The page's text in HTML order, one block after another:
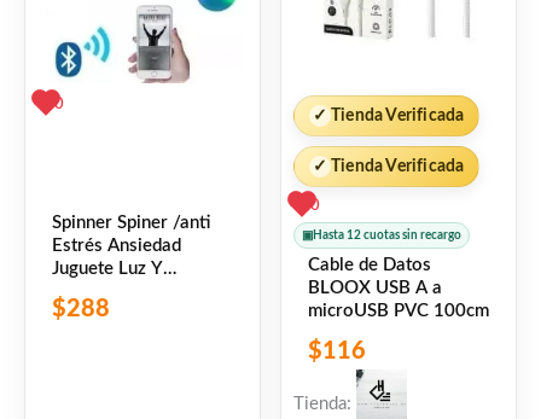
0
Spinner Spiner /anti
Estrés Ansiedad
Juguete Luz Y
Bluetooth
$288
✓ Tienda Verificada
✓ Tienda Verificada
0
▣ Hasta 12 cuotas sin recargo
Cable de Datos
BLOOX USB A a
microUSB PVC 100cm
$116
Tienda: